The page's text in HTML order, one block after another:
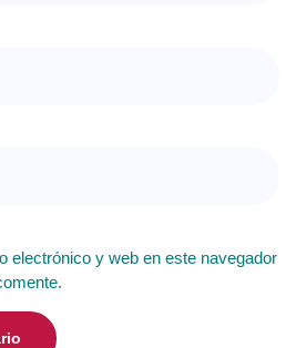
electrónico y web en este navegador